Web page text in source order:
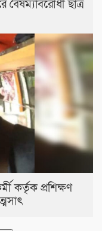
ছাত্র
কর্তৃক প্রশিক্ষণ